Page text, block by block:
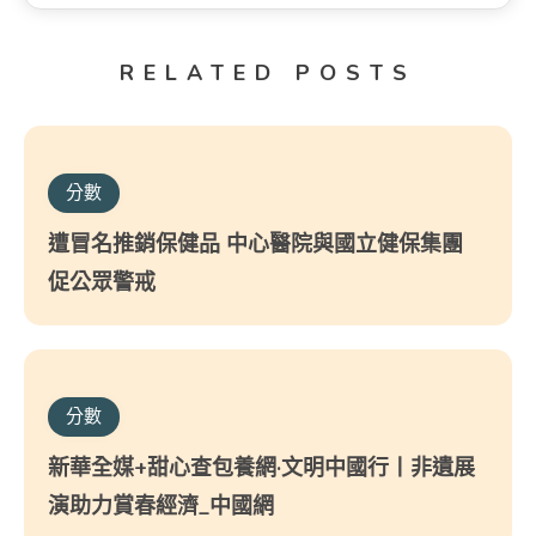
RELATED POSTS
分數
遭冒名推銷保健品 中心醫院與國立健保集團
促公眾警戒
分數
新華全媒+甜心查包養網·文明中國行丨非遺展
演助力賞春經濟_中國網